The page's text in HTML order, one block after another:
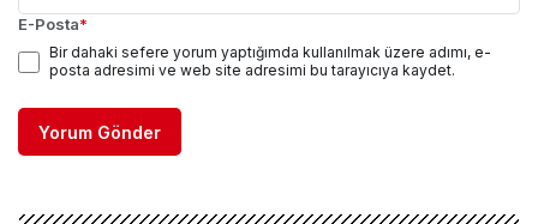
E-Posta*
Bir dahaki sefere yorum yaptığımda kullanılmak üzere adımı, e-
posta adresimi ve web site adresimi bu tarayıcıya kaydet.
Yorum Gönder